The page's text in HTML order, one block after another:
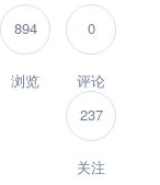
894
浏览
0
评论
237
关注